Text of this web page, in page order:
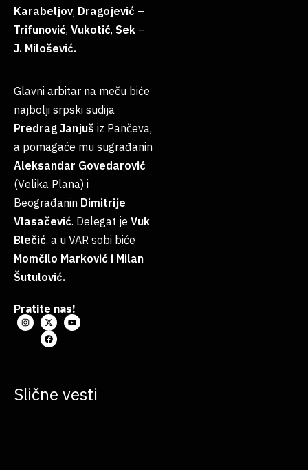
Karabeljov, Dragojević –
Trifunović, Vukotić, Sek –
J. Milošević.
Glavni arbitar na meču biće
najbolji srpski sudija
Predrag Janjuš iz Pančeva,
a pomagaće mu sugrađanin
Aleksandar Govedarović
(Velika Plana) i
Beograđanin Dimitrije
Vlasačević. Delegat je Vuk
Blečić, a u VAR sobi biće
Momčilo Marković i Milan
Šutulović.
Pratite nas!
Slične vesti